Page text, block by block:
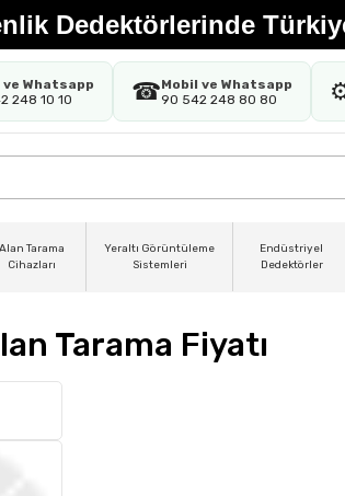
Dedektörlerinde
ve Whatsapp
248 10 10
☎Mobil ve Whatsapp
90 542 248 80 80
Alan Tarama
Cihazları
Yeraltı Görüntüleme
Sistemleri
Endüstriyel
Dedektörler
Tarama Fiyatı